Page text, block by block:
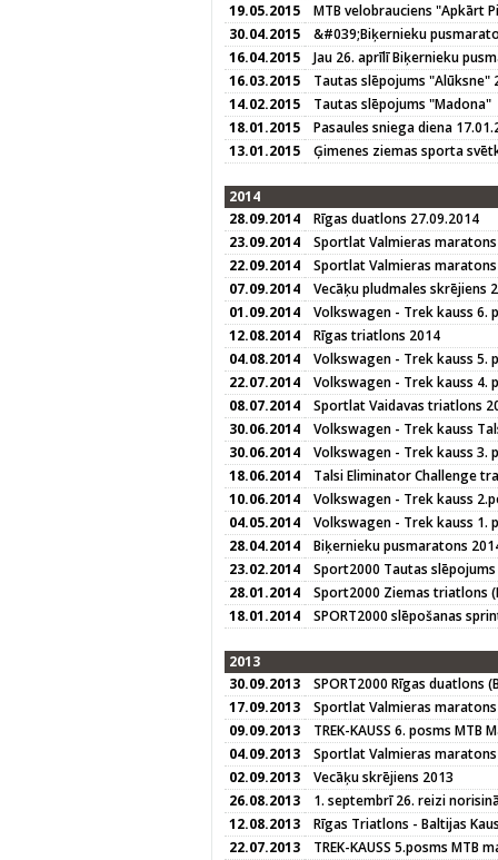
19.05.2015
MTB velobrauciens "Apkārt
30.04.2015
&#039;Biķernieku
16.04.2015
Jau 26. aprīlī Biķernieku
16.03.2015
Tautas slēpojums "Alūksne"
14.02.2015
Tautas slēpojums "Madona"
18.01.2015
Pasaules sniega diena
13.01.2015
Ģimenes ziemas sporta
2014
28.09.2014
Rīgas duatlons 27.09.2014
23.09.2014
Sportlat Valmieras
22.09.2014
Sportlat Valmieras
07.09.2014
Vecāķu pludmales skrējiens
01.09.2014
Volkswagen - Trek kauss 6.
12.08.2014
Rīgas triatlons 2014
04.08.2014
Volkswagen - Trek kauss 5.
22.07.2014
Volkswagen - Trek kauss 4.
08.07.2014
Sportlat Vaidavas triatlons
30.06.2014
Volkswagen - Trek kauss
30.06.2014
Volkswagen - Trek kauss 3.
18.06.2014
Talsi Eliminator Challenge
10.06.2014
Volkswagen - Trek kauss
04.05.2014
Volkswagen - Trek kauss 1.
28.04.2014
Biķernieku pusmaratons
23.02.2014
Sport2000 Tautas
28.01.2014
Sport2000 Ziemas triatlons
18.01.2014
SPORT2000 slēpošanas
2013
30.09.2013
SPORT2000 Rīgas duatlons
17.09.2013
Sportlat Valmieras
09.09.2013
TREK-KAUSS 6. posms MTB
04.09.2013
Sportlat Valmieras
02.09.2013
Vecāķu skrējiens 2013
26.08.2013
1. septembrī 26. reizi
12.08.2013
Rīgas Triatlons - Baltijas
22.07.2013
TREK-KAUSS 5.posms MTB